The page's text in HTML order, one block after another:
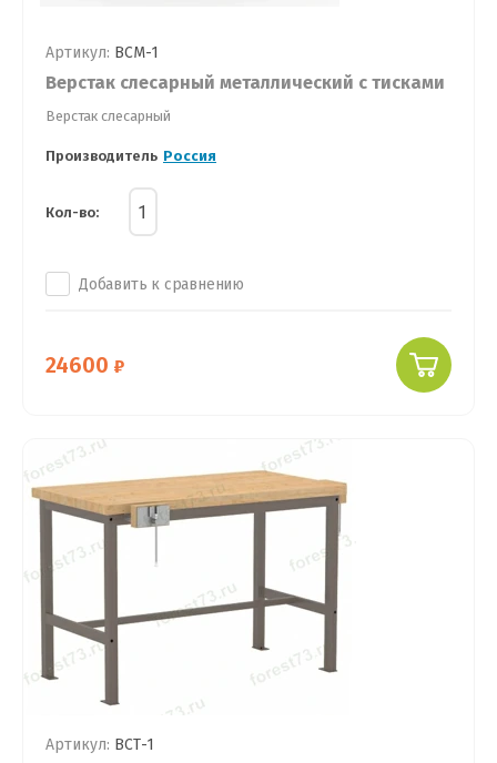
Артикул: ВСМ-1
Верстак слесарный металлический с тисками
Верстак слесарный
Производитель Россия
Кол-во:
Добавить к сравнению
24600
Артикул: ВСТ-1